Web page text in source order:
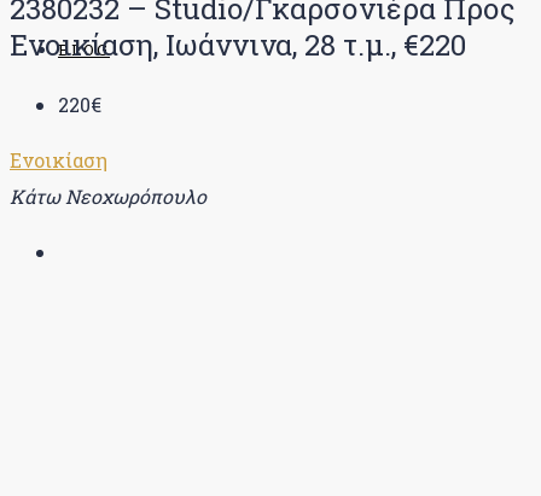
BLOG
2380232 – Studio/Γκαρσονιέρα Προς
Ενοικίαση, Ιωάννινα, 28 τ.μ., €220
220€
Ενοικίαση
Κάτω Νεοχωρόπουλο